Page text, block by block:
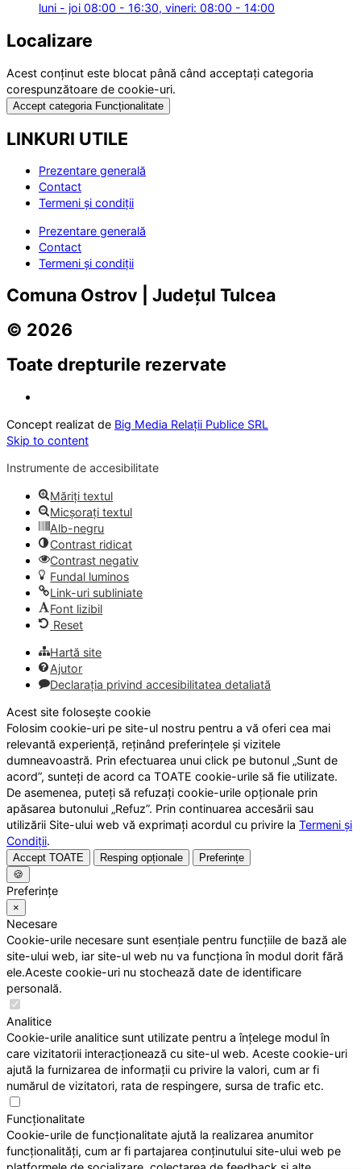
luni - joi 08:00 - 16:30, vineri: 08:00 - 14:00
Localizare
Acest conținut este blocat până când acceptați categoria
corespunzătoare de cookie-uri.
Accept categoria Funcționalitate
LINKURI UTILE
Prezentare generală
Contact
Termeni și condiții
Prezentare generală
Contact
Termeni și condiții
Comuna Ostrov | Județul Tulcea
© 2026
Toate drepturile rezervate
Concept realizat de Big Media Relații Publice SRL
Skip to content
Instrumente de accesibilitate
Măriți textul
Micșorați textul
Alb-negru
Contrast ridicat
Contrast negativ
Fundal luminos
Link-uri subliniate
Font lizibil
Reset
Hartă site
Ajutor
Declarația privind accesibilitatea detaliată
Acest site folosește cookie
Folosim cookie-uri pe site-ul nostru pentru a vă oferi cea mai
relevantă experiență, reținând preferințele și vizitele
dumneavoastră. Prin efectuarea unui click pe butonul „Sunt de
acord”, sunteți de acord ca TOATE cookie-urile să fie utilizate.
De asemenea, puteți să refuzați cookie-urile opționale prin
apăsarea butonului „Refuz”. Prin continuarea accesării sau
utilizării Site-ului web vă exprimați acordul cu privire la Termeni și
Condiții.
Accept TOATE Resping opționale
Preferințe
🍪
Preferințe
×
Necesare
Cookie-urile necesare sunt esențiale pentru funcțiile de bază ale
site-ului web, iar site-ul web nu va funcționa în modul dorit fără
ele.Aceste cookie-uri nu stochează date de identificare
personală.
Analitice
Cookie-urile analitice sunt utilizate pentru a înțelege modul în
care vizitatorii interacționează cu site-ul web. Aceste cookie-uri
ajută la furnizarea de informații cu privire la valori, cum ar fi
numărul de vizitatori, rata de respingere, sursa de trafic etc.
Funcționalitate
Cookie-urile de funcționalitate ajută la realizarea anumitor
funcționalități, cum ar fi partajarea conținutului site-ului web pe